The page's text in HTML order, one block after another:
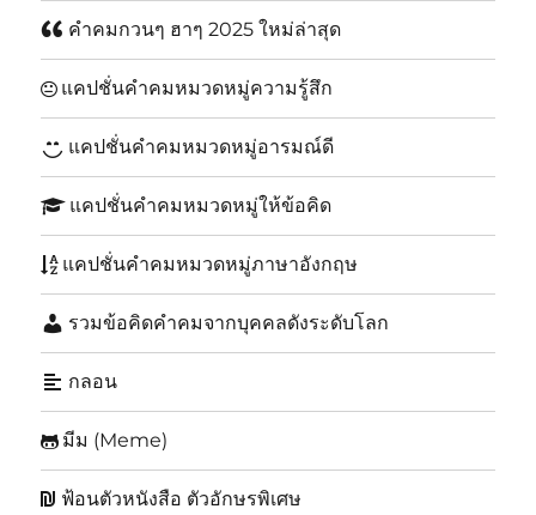
คำคมกวนๆ ฮาๆ 2025 ใหม่ล่าสุด
แคปชั่นคำคมหมวดหมู่ความรู้สึก
แคปชั่นคำคมหมวดหมู่อารมณ์ดี
แคปชั่นคำคมหมวดหมู่ให้ข้อคิด
แคปชั่นคำคมหมวดหมู่ภาษาอังกฤษ
รวมข้อคิดคำคมจากบุคคลดังระดับโลก
กลอน
มีม (Meme)
ฟ้อนตัวหนังสือ ตัวอักษรพิเศษ